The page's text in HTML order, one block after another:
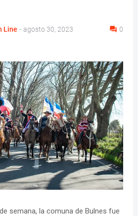
Line - agosto 30, 2023 0
semana, la comuna de Bulnes fue